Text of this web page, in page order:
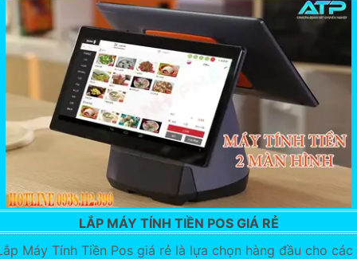
LẮP MÁY TÍNH TIỀN POS GIÁ RẺ
Máy Tính Tiền Pos giá rẻ là lựa chọn hàng đầu cho các